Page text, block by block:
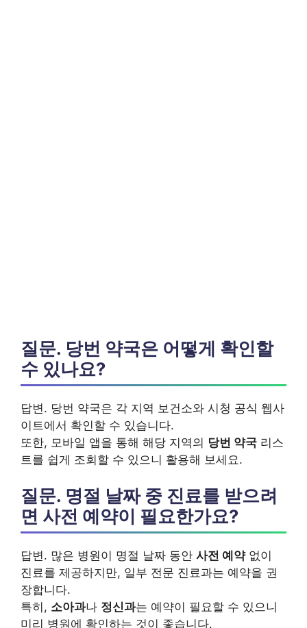
질문. 당번 약국은 어떻게 확인할
수 있나요?
답변. 당번 약국은 각 지역 보건소와 시청 공식 웹사
이트에서 확인할 수 있습니다.
또한, 모바일 앱을 통해 해당 지역의 당번 약국 리스
트를 쉽게 조회할 수 있으니 활용해 보세요.
질문. 명절 날짜 중 진료를 받으려
면 사전 예약이 필요한가요?
답변. 많은 병원이 명절 날짜 동안 사전 예약없이
진료를 제공하지만, 일부 전문 진료과는 예약을 권
장합니다.
특히, 소아과나 정신과는 예약이 필요할 수 있으니
미리 병원에 확인하는 것이 좋습니다.